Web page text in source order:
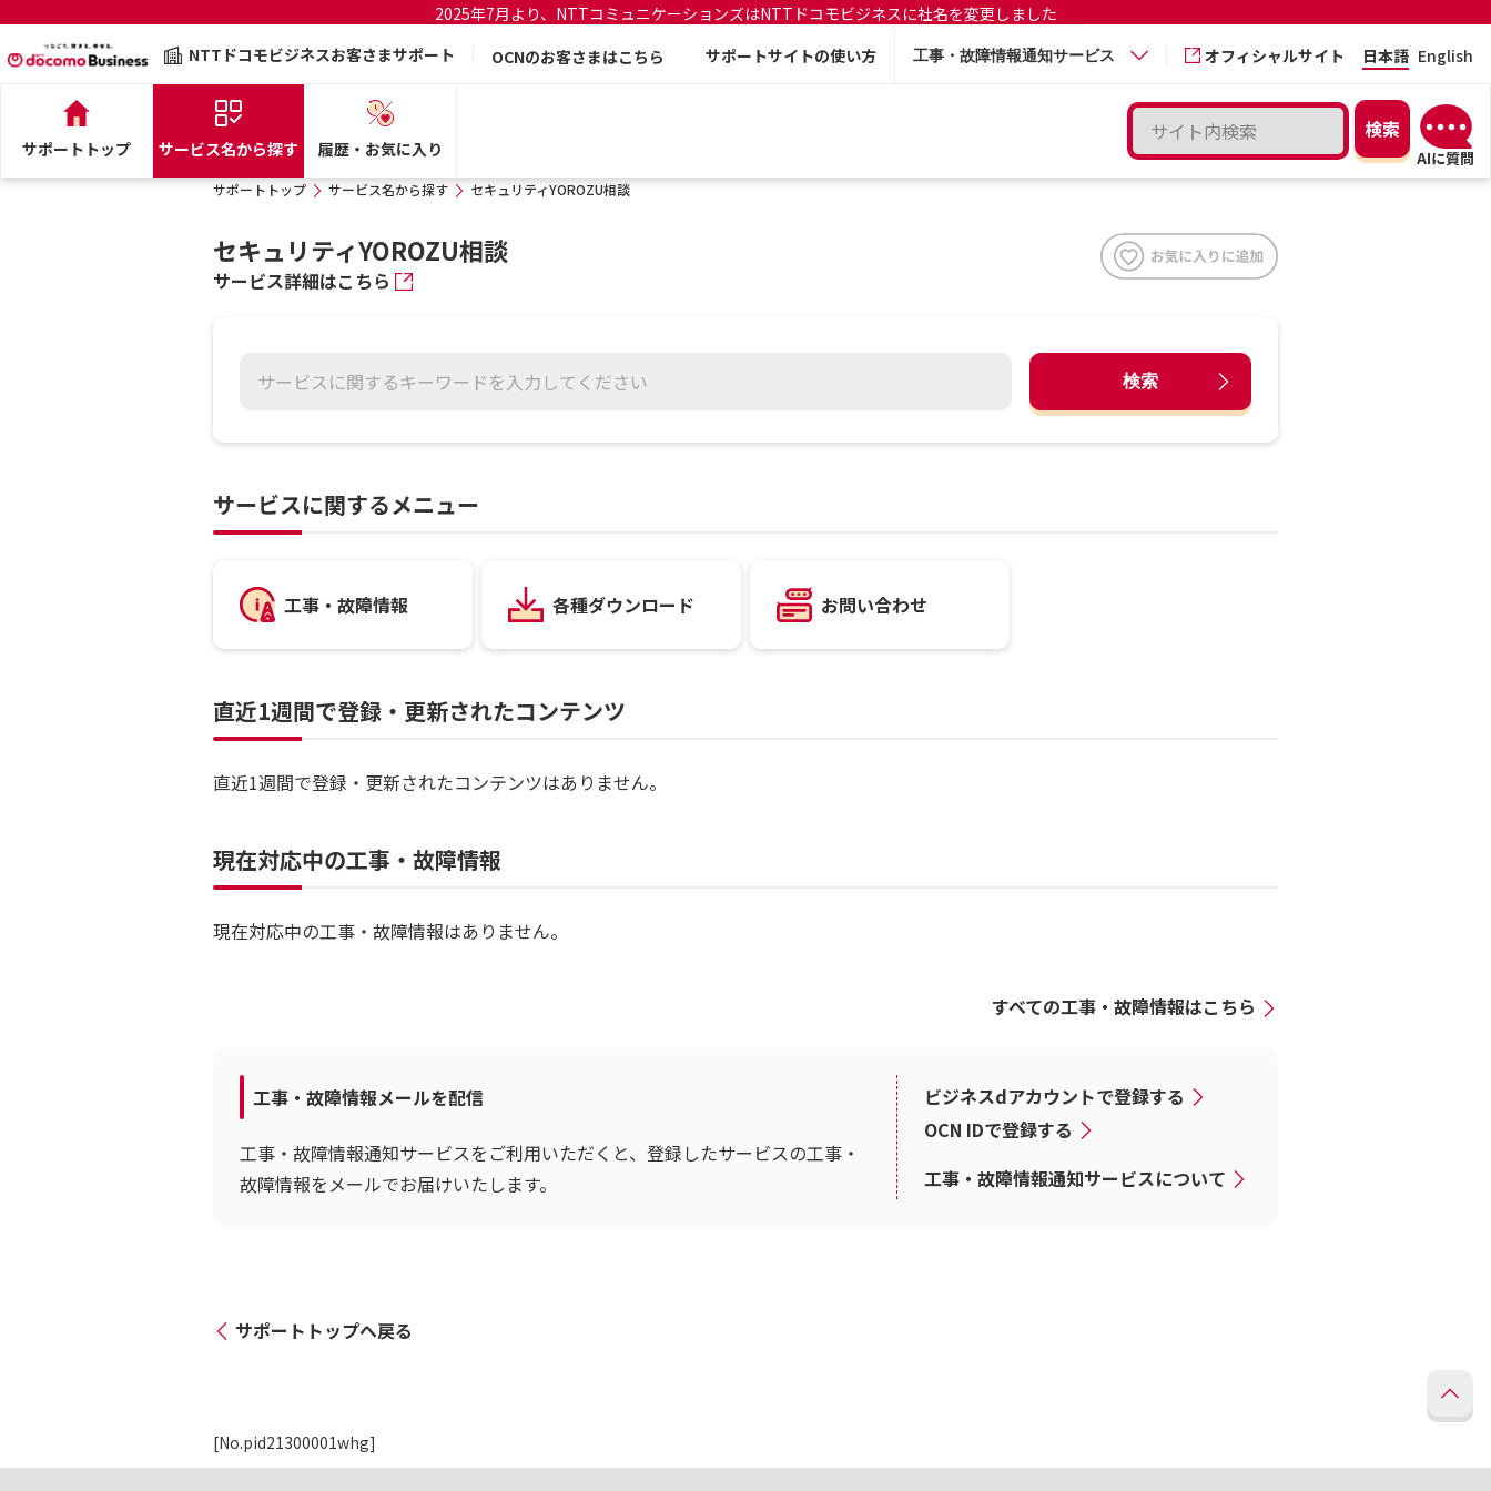
2025年7月より、NTTコミュニケーションズはNTTドコモビジネスに社名を変更しました
NTTドコモビジネスお客さまサポート
OCNのお客さまはこちら サポートサイトの使い方 工事・故障情報通知サービス オフィシャルサイト 日本語 English
サポートトップ サービス名から探す 履歴・お気に入り
サポートトップ サービス名から探す セキュリティYOROZU相談
セキュリティYOROZU相談
サービス詳細はこちら
検索
サービスに関するメニュー
工事・故障情報 各種ダウンロード お問い合わせ
直近1週間で登録・更新されたコンテンツ
直近1週間で登録・更新されたコンテンツはありません。
現在対応中の工事・故障情報
現在対応中の工事・故障情報はありません。
すべての工事・故障情報はこちら
工事・故障情報メールを配信
工事・故障情報通知サービスをご利用いただくと、登録したサービスの工事・
故障情報をメールでお届けいたします。
ビジネスdアカウントで登録する
OCN IDで登録する
工事・故障情報通知サービスについて
サポートトップへ戻る
[No.pid21300001whg]